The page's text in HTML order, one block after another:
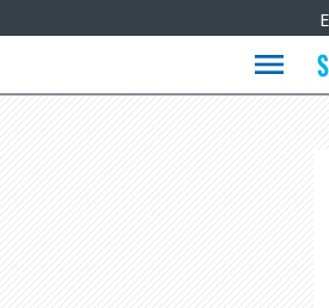
Languages
menu